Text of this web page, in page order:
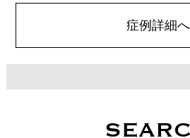
顔の脂肪吸引箇所の追加 1ヶ所ごと+162,800
オプション：笑気麻酔 3,300円(税込)
施術内容：頬の上部の深い層にあるバッカ
内を1cm程切開して除去し、小顔・将来的
一時的に生じることがございます。また、
症例詳細へ